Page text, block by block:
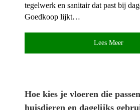
tegelwerk en sanitair dat past bij
Goedkoop lijkt…
Lees Meer
Hoe kies je vloeren die
huisdieren en dagelijks